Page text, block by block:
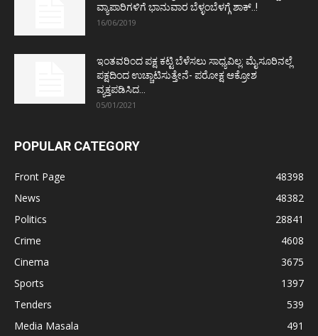
ವ್ಯಾಪಾರಿಗಳಿಗೆ ಭಾನುವಾರ ಬೆಳ್ಳಂಬೆಳಗ್ಗೆ ಶಾಕ್..!
16/06/2019
ಇಂತವರಿಂದ ಪಕ್ಷ ಕಟ್ಟಿ ಬೆಳೆಸಲು ಸಾಧ್ಯವಿಲ್ಲ: ಮೈಸೂರಿನಲ್ಲೆ
ಪಕ್ಷದಿಂದ ಉಚ್ಚಾಟಿಸುತ್ತೇನೆ- ಪರೋಕ್ಷ ಆಕ್ರೋಶ
ವ್ಯಕ್ತಪಡಿಸಿದ...
05/01/2021
POPULAR CATEGORY
Front Page
48398
News
48382
Politics
28841
Crime
4608
Cinema
3675
Sports
1397
Tenders
539
Media Masala
491